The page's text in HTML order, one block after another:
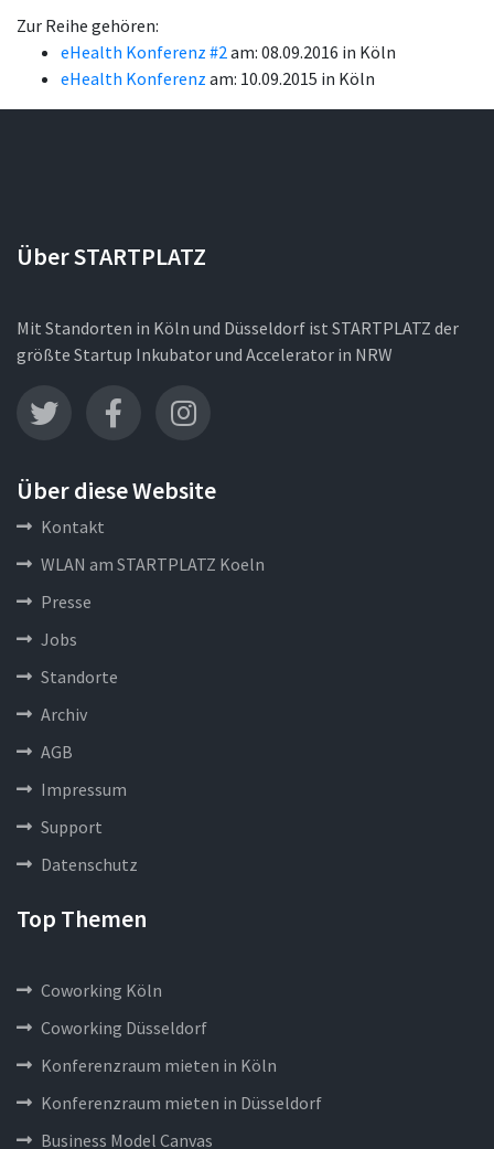
Zur Reihe gehören:
eHealth Konferenz #2am: 08.09.2016 in Köln
eHealth Konferenz am: 10.09.2015 in Köln
Über STARTPLATZ
Mit Standorten in Köln und Düsseldorf ist STARTPLATZ der
größte Startup Inkubator und Accelerator in NRW
Über diese Website
Kontakt
WLAN am STARTPLATZ Koeln
Presse
Jobs
Standorte
Archiv
AGB
Impressum
Support
Datenschutz
Top Themen
Coworking Köln
Coworking Düsseldorf
Konferenzraum mieten in Köln
Konferenzraum mieten in Düsseldorf
Business Model Canvas